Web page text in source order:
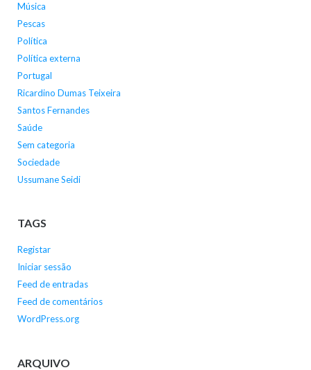
Música
Pescas
Política
Política externa
Portugal
Ricardino Dumas Teixeira
Santos Fernandes
Saúde
Sem categoria
Sociedade
Ussumane Seidi
TAGS
Registar
Iniciar sessão
Feed de entradas
Feed de comentários
WordPress.org
ARQUIVO